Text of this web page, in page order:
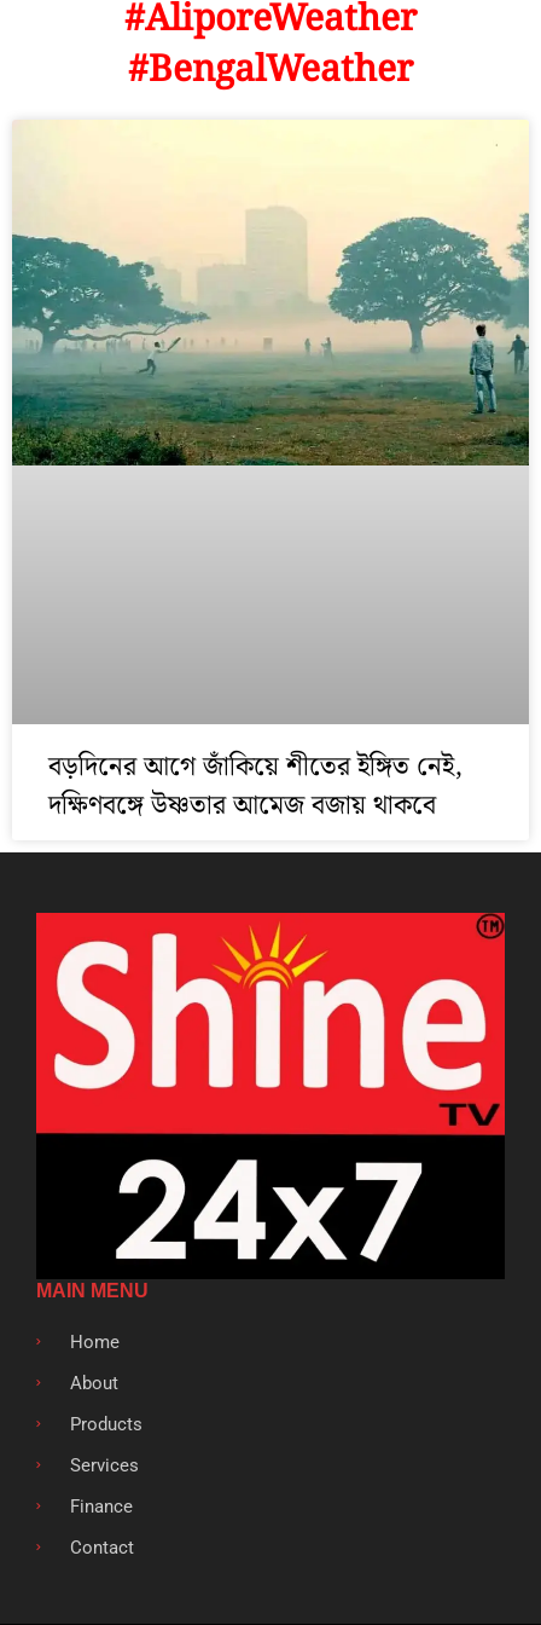
#AliporeWeather
#BengalWeather
বড়দিনের আগে জাঁকিয়ে শীতের ইঙ্গিত নেই,
দক্ষিণবঙ্গে উষ্ণতার আমেজ বজায় থাকবে
MAIN MENU
Home
About
Products
Services
Finance
Contact